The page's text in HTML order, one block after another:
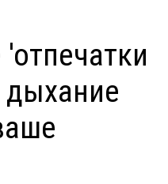
дыхание